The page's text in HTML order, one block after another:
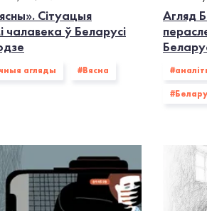
Сітуацыя
чалавека ў Беларусі
агляды #Вясна
Агляд